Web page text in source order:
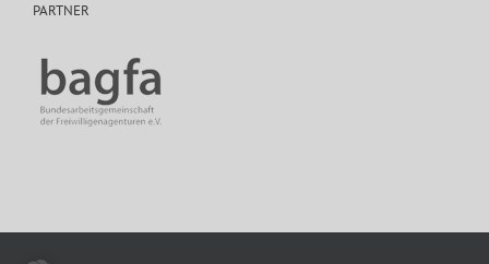
PARTNER